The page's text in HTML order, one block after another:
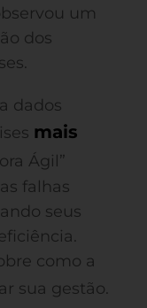
um
dos
dados
mais
Ágil”
falhas
seus
como a
sua gestão.